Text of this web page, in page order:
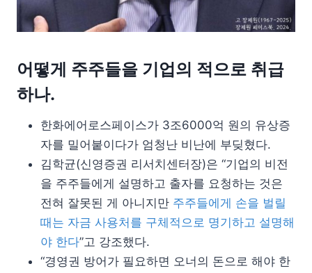
어떻게 주주들을 기업의 적으로 취급
하나.
한화에어로스페이스가 3조6000억 원의 유상증
자를 밀어붙이다가 엄청난 비난에 부딪혔다.
김학균(신영증권 리서치센터장)은 “기업의 비전
을 주주들에게 설명하고 출자를 요청하는 것은
전혀 잘못된 게 아니지만 주주들에게 손을 벌릴
때는 자금 사용처를 구체적으로 명기하고 설명해
야 한다”고 강조했다.
“경영권 방어가 필요하면 오너의 돈으로 해야 한